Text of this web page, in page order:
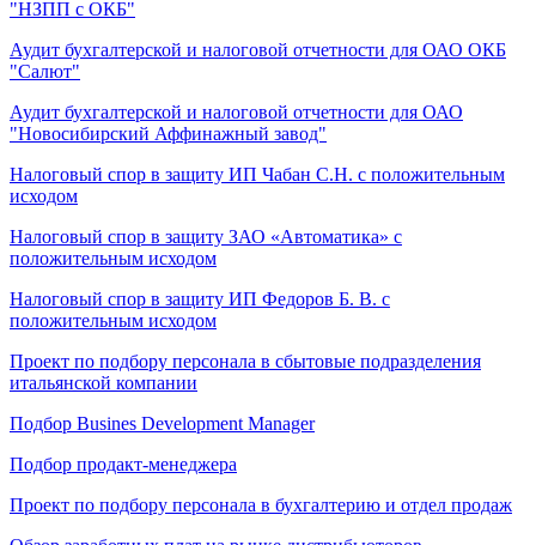
"НЗПП с ОКБ"
Аудит бухгалтерской и налоговой отчетности для ОАО ОКБ
"Салют"
Аудит бухгалтерской и налоговой отчетности для ОАО
"Новосибирский Аффинажный завод"
Налоговый спор в защиту ИП Чабан С.Н. с положительным
исходом
Налоговый спор в защиту ЗАО «Автоматика» с
положительным исходом
Налоговый спор в защиту ИП Федоров Б. В. с
положительным исходом
Проект по подбору персонала в сбытовые подразделения
итальянской компании
Подбор Busines Development Manager
Подбор продакт-менеджера
Проект по подбору персонала в бухгалтерию и отдел продаж